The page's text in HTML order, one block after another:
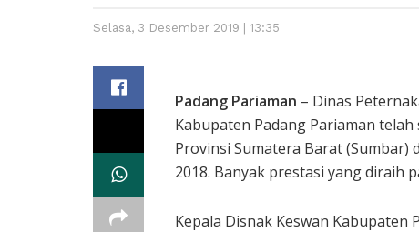
Selasa, 3 Desember 2019 | 13:35
Padang Pariaman – Dinas
Kabupaten Padang Pariaman
Provinsi Sumatera Barat (Sumbar)
2018. Banyak prestasi yang diraih
Kepala Disnak Keswan Kabupaten